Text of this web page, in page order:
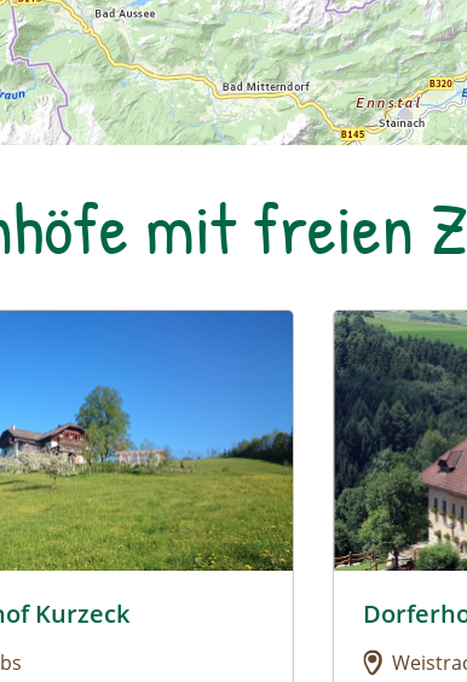
mit freien
Bio Bauernhof Kurzeck
Bio Bauernhof Kurzeck
Kurzeck
Urlaub am
Urlaub am